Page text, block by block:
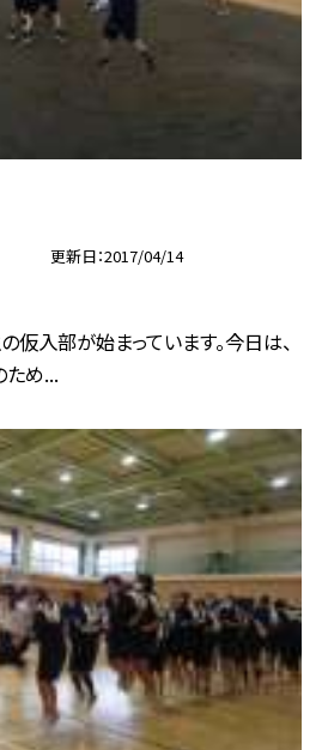
更新日 2017/04/14
仮入部が始まっています。今日は、
ため...